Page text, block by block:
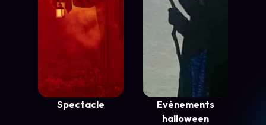
Spectacle
Evènements
halloween